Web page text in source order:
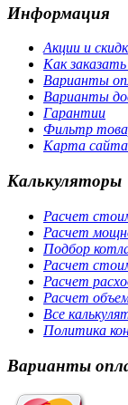
Информация
Акции и
Как
Варианты
Варианты
Гарантии
Фильтр
Карта сайта
Калькуляторы
Расчет
Расчет
Подбор
Расчет
Расчет
Расчет
Все
Политика
Варианты